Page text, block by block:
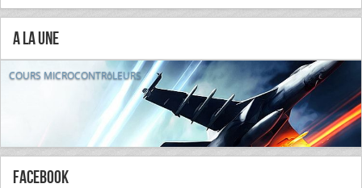
A la Une
COURS MICROCONTRôLEURS
FaceBook